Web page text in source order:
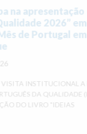
na
2026”
de Portugal em
INSTITUCIONAL A
DA QUALIDADE
DO LIVRO "IDEIAS